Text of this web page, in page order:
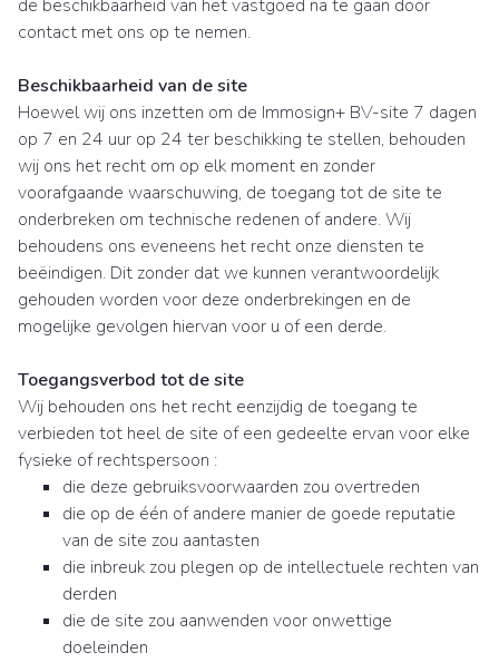
de beschikbaarheid van het vastgoed na te gaan door
contact met ons op te nemen.
Beschikbaarheid van de site
Hoewel wij ons inzetten om de Immosign+ BV-site 7 dagen
op 7 en 24 uur op 24 ter beschikking te stellen, behouden
wij ons het recht om op elk moment en zonder
voorafgaande waarschuwing, de toegang tot de site te
onderbreken om technische redenen of andere. Wij
behoudens ons eveneens het recht onze diensten te
beëindigen. Dit zonder dat we kunnen verantwoordelijk
gehouden worden voor deze onderbrekingen en de
mogelijke gevolgen hiervan voor u of een derde.
Toegangsverbod tot de site
Wij behouden ons het recht eenzijdig de toegang te
verbieden tot heel de site of een gedeelte ervan voor elke
fysieke of rechtspersoon :
die deze gebruiksvoorwaarden zou overtreden
die op de één of andere manier de goede reputatie
van de site zou aantasten
die inbreuk zou plegen op de intellectuele rechten van
derden
die de site zou aanwenden voor onwettige
doeleinden